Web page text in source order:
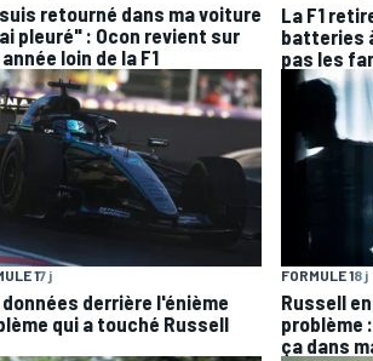
retourné dans ma voiture
pleuré" : Ocon revient sur
loin de la F1
La F1
batteries
pas les
17 j
derrière l'énième
qui a touché Russell
FORMULE 18 j
Russell
problème
ça dans